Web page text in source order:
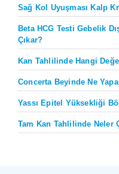
Sağ Kol Uyuşması Kalp
Beta HCG Testi Gebelik
Çıkar?
Kan Tahlilinde Hangi
Concerta Beyinde Ne
Yassı Epitel Yüksekliği
Tam Kan Tahlilinde Neler